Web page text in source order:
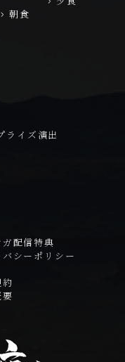
朝食
ライズ演出
ガ配信特典
バシーポリシー